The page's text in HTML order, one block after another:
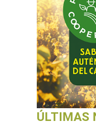
ÚLTIMAS